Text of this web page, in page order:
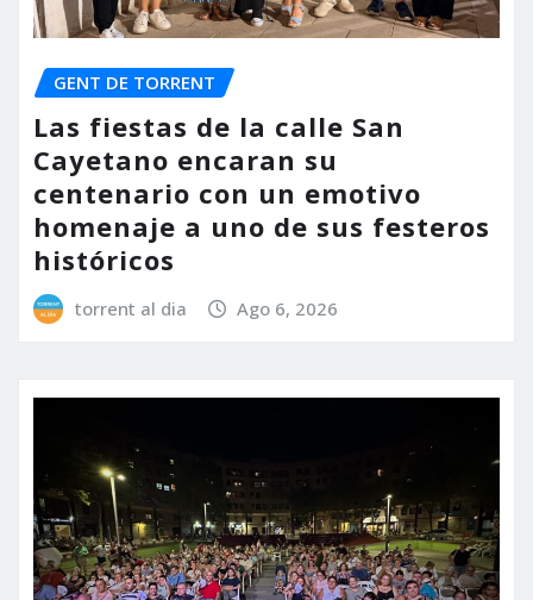
GENT DE TORRENT
Las fiestas de la calle San
Cayetano encaran su
centenario con un emotivo
homenaje a uno de sus festeros
históricos
torrent al dia Ago 6, 2026